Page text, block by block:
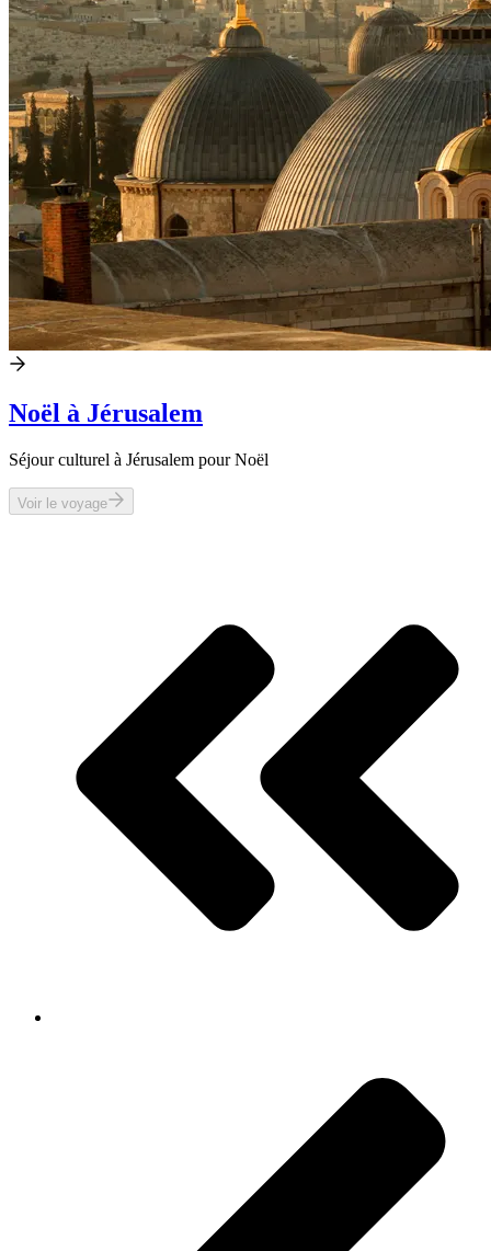
Noël à Jérusalem
Séjour culturel à Jérusalem pour Noël
Voir le voyage